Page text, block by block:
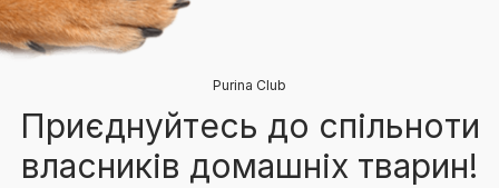
Purina Club
Приєднуйтесь до спільноти
власників домашніх тварин!